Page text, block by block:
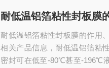
物、避免液体蒸发渗漏。冷封
兼容性‌：无DNase/RNase、无
耐低温铝箔粘性封板膜
耐低温铝箔粘性封板膜的作用
相关产品信息，耐低温铝箔粘
密封‌可在低至-80℃甚至-196℃